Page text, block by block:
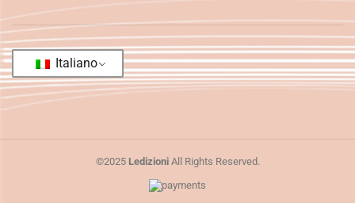
Italiano
©2025 LedizioniAll Rights Reserved.